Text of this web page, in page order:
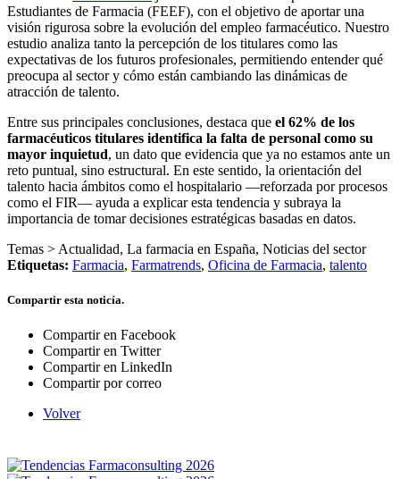
Estudiantes de Farmacia (FEEF), con el objetivo de aportar una
visión rigurosa sobre la evolución del empleo farmacéutico. Nuestro
estudio analiza tanto la percepción de los titulares como las
expectativas de los futuros profesionales, permitiendo entender qué
preocupa al sector y cómo están cambiando las dinámicas de
atracción de talento.
Entre sus principales conclusiones, destaca que el 62% de los
farmacéuticos titulares identifica la falta de personal como su
mayor inquietud, un dato que evidencia que ya no estamos ante un
reto puntual, sino estructural. En este sentido, la orientación del
talento hacia ámbitos como el hospitalario —reforzada por procesos
como el FIR— ayuda a explicar esta tendencia y subraya la
importancia de tomar decisiones estratégicas basadas en datos.
Temas > Actualidad, La farmacia en España, Noticias del sector
Etiquetas: Farmacia, Farmatrends, Oficina de Farmacia, talento
Compartir esta noticía.
Compartir en Facebook
Compartir en Twitter
Compartir en LinkedIn
Compartir por correo
Volver